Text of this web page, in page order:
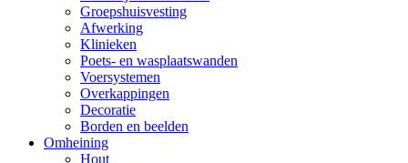
Groepshuisvesting
Afwerking
Klinieken
Poets- en wasplaatswanden
Voersystemen
Overkappingen
Decoratie
Borden en beelden
Omheining
Hout